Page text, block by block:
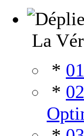
La
*
*